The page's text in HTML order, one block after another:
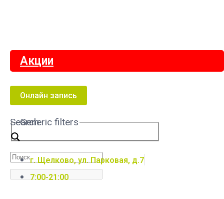
Акции
Онлайн запись
Search
Generic filters
г. Щелково, ул. Парковая, д.7
7:00-21:00